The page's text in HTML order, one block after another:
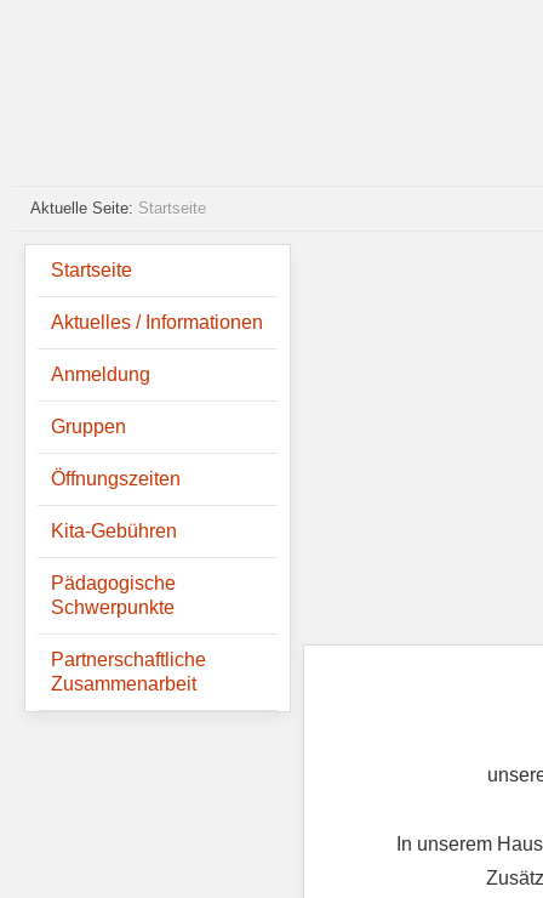
Aktuelle Seite: Startseite
Startseite
Aktuelles / Informationen
Anmeldung
Gruppen
Öffnungszeiten
Kita-Gebühren
Pädagogische
Schwerpunkte
Partnerschaftliche
Zusammenarbeit
In unserem